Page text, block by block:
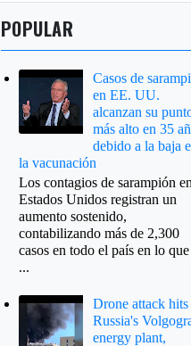
POPULAR
Casos de
en EE. UU.
alcanzan su
más alto en 35
debido a la baja
la vacunación
Los contagios de sarampión en
Estados Unidos registran un
aumento sostenido,
contabilizando más de 2,300
casos en todo el país en lo
...
Drone attack hits
Russia's
energy plant,